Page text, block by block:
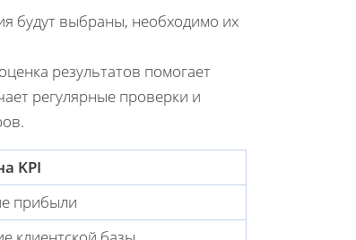
будут выбраны, необходимо их
результатов помогает
регулярные проверки и
KPI
прибыли